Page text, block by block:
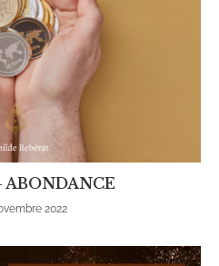
ABONDANCE
2022